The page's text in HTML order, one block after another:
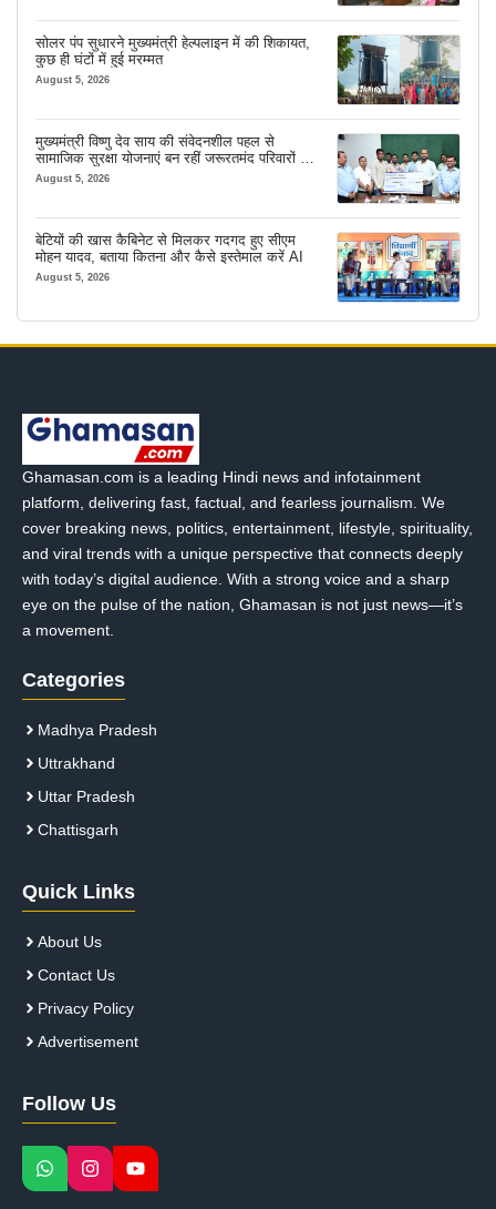
सोलर पंप सुधारने मुख्यमंत्री हेल्पलाइन में की शिकायत,
कुछ ही घंटों में हुई मरम्मत
August 5, 2026
मुख्यमंत्री विष्णु देव साय की संवेदनशील पहल से
सामाजिक सुरक्षा योजनाएं बन रहीं जरूरतमंद परिवारों का
मजबूत सहारा
August 5, 2026
बेटियों की खास कैबिनेट से मिलकर गदगद हुए सीएम
मोहन यादव, बताया कितना और कैसे इस्तेमाल करें AI
August 5, 2026
Ghamasan.com is a leading Hindi news and infotainment
platform, delivering fast, factual, and fearless journalism. We
cover breaking news, politics, entertainment, lifestyle, spirituality,
and viral trends with a unique perspective that connects deeply
with today’s digital audience. With a strong voice and a sharp
eye on the pulse of the nation, Ghamasan is not just news—it’s
a movement.
Categories
Madhya Pradesh
Uttrakhand
Uttar Pradesh
Chattisgarh
Quick Links
About Us
Contact Us
Privacy Policy
Advertisement
Follow Us